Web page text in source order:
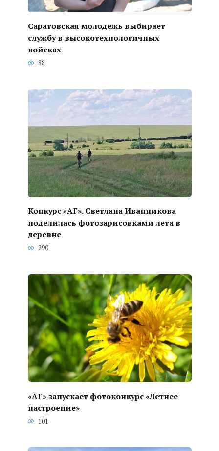
Саратовская молодежь выбирает
службу в высокотехнологичных
войсках
88
Конкурс «АГ». Светлана Иванникова
поделилась фотозарисовками лета в
деревне
290
«АГ» запускает фотоконкурс «Летнее
настроение»
101